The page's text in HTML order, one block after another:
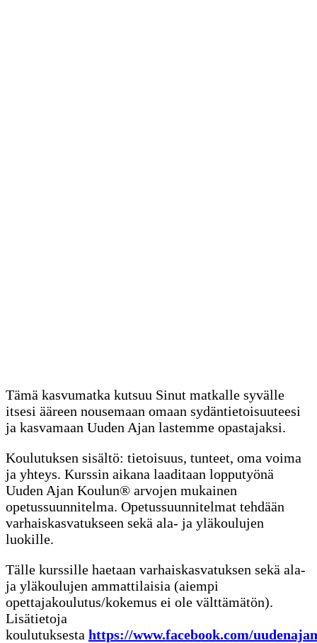
Tämä kasvumatka kutsuu Sinut matkalle syvälle
itsesi ääreen nousemaan omaan sydäntietoisuuteesi
ja kasvamaan Uuden Ajan lastemme opastajaksi.
Koulutuksen sisältö: tietoisuus, tunteet, oma voima
ja yhteys. Kurssin aikana laaditaan lopputyönä
Uuden Ajan Koulun® arvojen mukainen
opetussuunnitelma. Opetussuunnitelmat tehdään
varhaiskasvatukseen sekä ala- ja yläkoulujen
luokille.
Tälle kurssille haetaan varhaiskasvatuksen sekä ala-
ja yläkoulujen ammattilaisia (aiempi
opettajakoulutus/kokemus ei ole välttämätön).
Lisätietoja
koulutuksesta https://www.facebook.com/